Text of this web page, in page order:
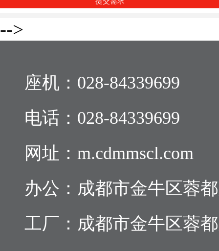
-->
座机： 028-84339699
电话： 028-84339699
网址：m.cdmmscl.com
办公：成都市金牛区蓉
工厂：成都市金牛区蓉